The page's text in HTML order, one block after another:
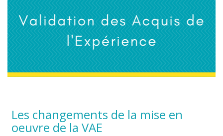
Les changements de la mise en
oeuvre de la VAE